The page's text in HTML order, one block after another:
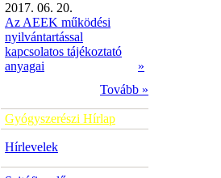
2017. 06. 20.
Az AEEK működési
nyilvántartással
kapcsolatos tájékoztató
anyagai
»
Tovább »
Gyógyszerészi Hírlap
Hírlevelek